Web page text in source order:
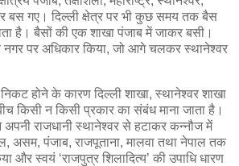
बस गए। दिल्ली क्षेत्र पर भी कुछ समय तक बैस
है। बैसों की एक शाखा पंजाब में जाकर बसी।
नगर पर अधिकार किया, जो आगे चलकर स्थानेश्वर
होने के कारण दिल्ली शाखा, स्थानेश्वर शाखा
किसी न किसी प्रकार का संबंध माना जाता है।
अपनी राजधानी स्थानेश्वर से हटाकर कन्नौज में
असम, पंजाब, राजपूताना, मालवा तथा नेपाल तक
और स्वयं ‘राजपुत्र शिलादित्य’ की उपाधि धारण